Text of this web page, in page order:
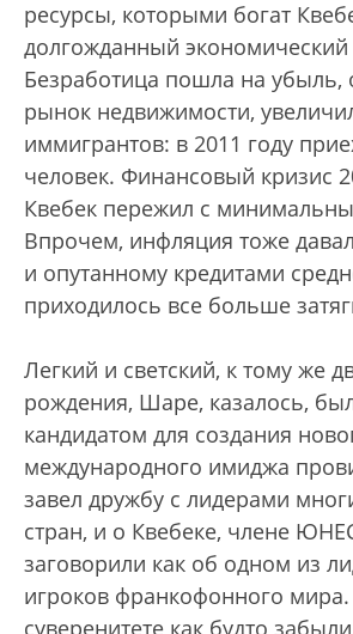
ресурсы, которыми богат
долгожданный
Безработица пошла на убыль,
рынок недвижимости,
иммигрантов: в 2011 году
человек. Финансовый кризис
Квебек пережил с
Впрочем, инфляция тоже
и опутанному кредитами
приходилось все больше
Легкий и светский, к тому же
рождения, Шаре, казалось,
кандидатом для создания
международного имиджа
завел дружбу с лидерами
стран, и о Квебеке, члене
заговорили как об одном из
игроков франкофонного